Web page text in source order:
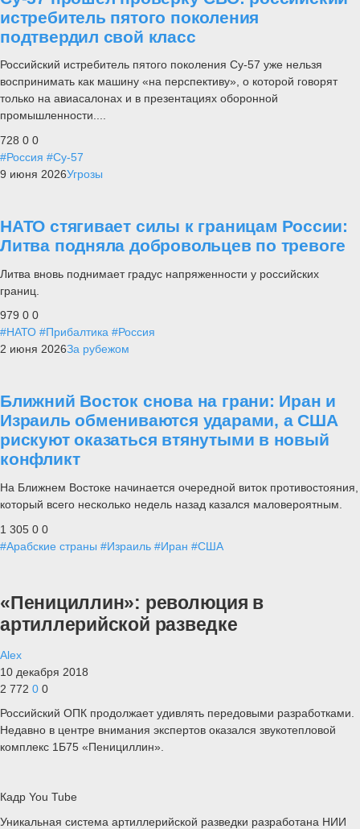
истребитель пятого поколения
подтвердил свой класс
Российский истребитель пятого поколения Су-57 уже нельзя
воспринимать как машину «на перспективу», о которой говорят
только на авиасалонах и в презентациях оборонной
промышленности....
728 0 0
#Россия #Су-57
9 июня 2026Угрозы
НАТО стягивает силы к границам России:
Литва подняла добровольцев по тревоге
Литва вновь поднимает градус напряженности у российских
границ.
979 0 0
#НАТО #Прибалтика #Россия
2 июня 2026За рубежом
Ближний Восток снова на грани: Иран и
Израиль обмениваются ударами, а США
рискуют оказаться втянутыми в новый
конфликт
На Ближнем Востоке начинается очередной виток противостояния,
который всего несколько недель назад казался маловероятным.
1 305 0 0
#Арабские страны #Израиль #Иран #США
«Пенициллин»: революция в
артиллерийской разведке
Alex
10 декабря 2018
2 772 0 0
Российский ОПК продолжает удивлять передовыми разработками.
Недавно в центре внимания экспертов оказался звукотепловой
комплекс 1Б75 «Пенициллин».
Кадр You Tube
Уникальная система артиллерийской разведки разработана НИИ